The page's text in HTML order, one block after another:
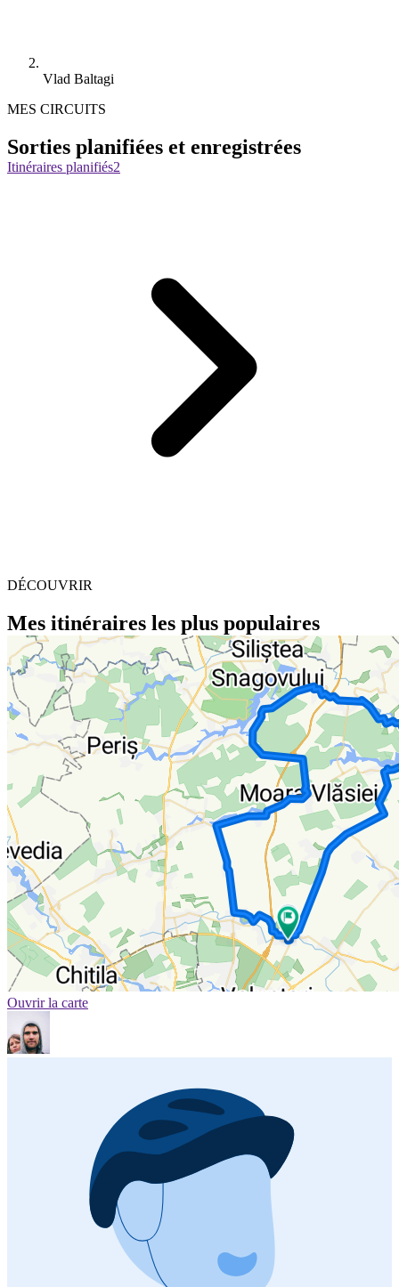
Vlad Baltagi
MES CIRCUITS
Sorties planifiées et enregistrées
Itinéraires planifiés2
DÉCOUVRIR
Mes itinéraires les plus populaires
Ouvrir la carte